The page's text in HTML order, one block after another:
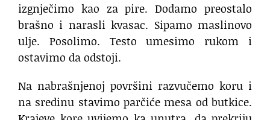
izgnječimo kao za pire. Dodamo preostalo
brašno i narasli kvasac. Sipamo maslinovo
ulje. Posolimo. Testo umesimo rukom i
ostavimo da odstoji.
Na nabrašnjenoj površini razvučemo koru i
na sredinu stavimo parčiće mesa od butkice.